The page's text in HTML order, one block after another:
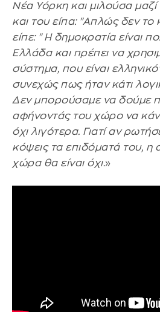
Νέα Υόρκη και μιλούσα
και του είπα: "Απλώς δεν το
είπε: "Η δημοκρατία είναι
Ελλάδα και πρέπει να
σύστημα, που είναι
συνεχώς πως ήταν κάτι
Δεν μπορούσαμε να δούμε
αφήνοντάς του χώρο να
όχι λιγότερα. Γιατί αν
κόψεις τα επιδόματά του, η
χώρα θα είναι όχι.»